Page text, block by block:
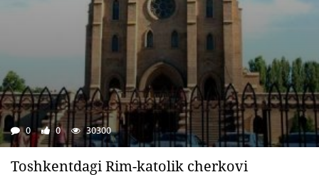
0 0 30300
Toshkentdagi Rim-katolik cherkovi